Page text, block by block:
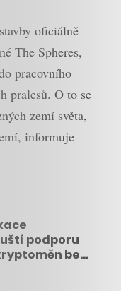
oficiálně
The Spheres,
pracovního
pralesů. O to se
zemí světa,
informuje
podporu
bez